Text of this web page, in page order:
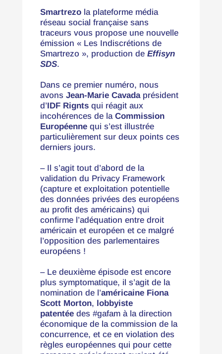
Smartrezola plateforme média
réseau social française sans
traceurs vous propose une nouvelle
émission « Les Indiscrétions de
Smartrezo », production de Effisyn
SDS.
Dans ce premier numéro, nous
avons Jean-Marie Cavadaprésident
d’IDF Rigntsqui réagit aux
incohérences de la Commission
Européennequi s’est illustrée
particulièrement sur deux points ces
derniers jours.
– Il s’agit tout d’abord de la
validation du Privacy Framework
(capture et exploitation potentielle
des données privées des européens
au profit des américains) qui
confirme l’adéquation entre droit
américain et européen et ce malgré
l’opposition des parlementaires
européens !
– Le deuxième épisode est encore
plus symptomatique, il s’agit de la
nomination de l’américaine Fiona
Scott Morton, lobbyiste
patentéedes #gafam à la direction
économique de la commission de la
concurrence, et ce en violation des
règles européennes qui pour cette